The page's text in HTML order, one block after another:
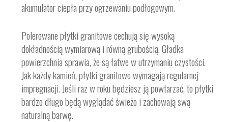
akumulator ciepła przy ogrzewaniu podłogowym.
Polerowane płytki granitowe cechują się wysoką
dokładnością wymiarową i równą grubością. Gładka
powierzchnia sprawia, że są łatwe w utrzymaniu czystości.
Jak każdy kamień, płytki granitowe wymagają regularnej
impregnacji. Jeśli raz w roku będziesz ją powtarzać, to płytki
bardzo długo będą wyglądać świeżo i zachowają swą
naturalną barwę.